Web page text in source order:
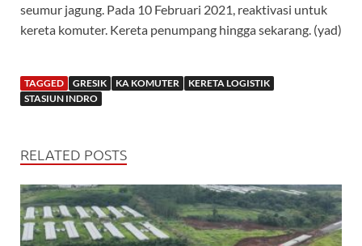
seumur jagung. Pada 10 Februari 2021, reaktivasi untuk
kereta komuter. Kereta penumpang hingga sekarang. (yad)
TAGGED GRESIK KA KOMUTER
KERETA LOGISTIK
STASIUN INDRO
RELATED POSTS